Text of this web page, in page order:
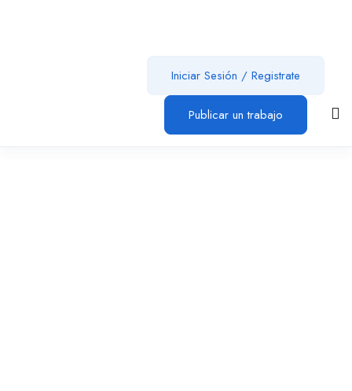
Iniciar Sesión / Registrate
Publicar un trabajo